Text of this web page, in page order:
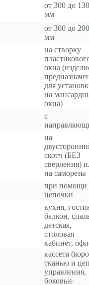
от 300 до
мм
от 300 до
мм
на створку
окна
для
на
окна)
с
на
скотч (БЕЗ
сверления)
на саморезы
при помощи
цепочки
кухня,
балкон,
детская,
столовая
кабинет,
кассета
тканью и
управления,
боковые